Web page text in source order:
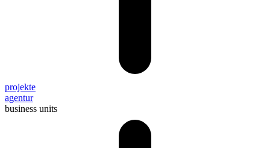
projekte
agentur
business units